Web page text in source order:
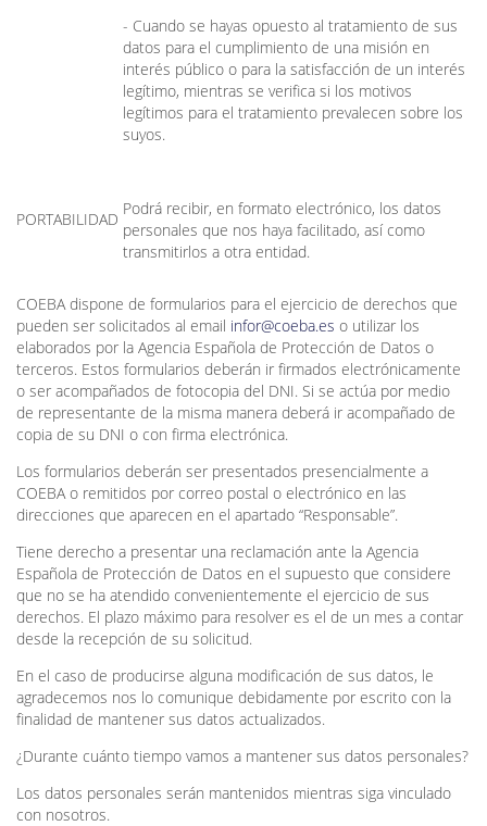
- Cuando se hayas opuesto al tratamiento de sus
datos para el cumplimiento de una misión en
interés público o para la satisfacción de un interés
legítimo, mientras se verifica si los motivos
legítimos para el tratamiento prevalecen sobre los
suyos.
PORTABILIDAD
Podrá recibir, en formato electrónico, los datos
personales que nos haya facilitado, así como
transmitirlos a otra entidad.
COEBA dispone de formularios para el ejercicio de derechos que
pueden ser solicitados al email infor@coeba.es o utilizar los
elaborados por la Agencia Española de Protección de Datos o
terceros. Estos formularios deberán ir firmados electrónicamente
o ser acompañados de fotocopia del DNI. Si se actúa por medio
de representante de la misma manera deberá ir acompañado de
copia de su DNI o con firma electrónica.
Los formularios deberán ser presentados presencialmente a
COEBA o remitidos por correo postal o electrónico en las
direcciones que aparecen en el apartado “Responsable”.
Tiene derecho a presentar una reclamación ante la Agencia
Española de Protección de Datos en el supuesto que considere
que no se ha atendido convenientemente el ejercicio de sus
derechos. El plazo máximo para resolver es el de un mes a contar
desde la recepción de su solicitud.
En el caso de producirse alguna modificación de sus datos, le
agradecemos nos lo comunique debidamente por escrito con la
finalidad de mantener sus datos actualizados.
¿Durante cuánto tiempo vamos a mantener sus datos personales?
Los datos personales serán mantenidos mientras siga vinculado
con nosotros.